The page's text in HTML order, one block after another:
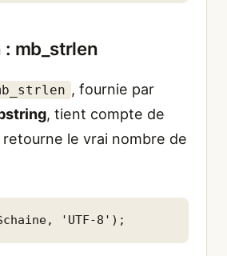
mb_strlen
, fournie par
, tient compte de
retourne le vrai nombre de
'UTF-8');